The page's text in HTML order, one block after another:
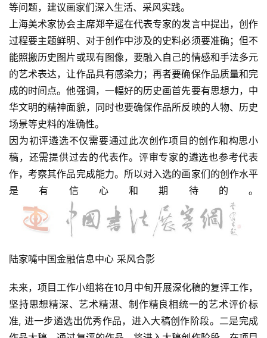
容
易
寫
錯
用
錯
的
繁
體
字
一
百
例
等问题，建议画家们深入生活、采风实践。
上海美术家协会主席郑辛遥在代表专家的发言中提出，创作
过程要主题鲜明、对于创作中涉及的史料必须要准确；但不
能照搬历史图片或现有图像，要融入自己的情感和手法多元
的艺术表达，让作品具有感染力；再者要确保作品质量和完
成的时间点。他强调，一幅好的历史画首先要有思想力，中
华文明的精神面貌，同时也要确保作品所反映的人物、历史
场景等史料的准确性。
因为初评遴选不仅需要通过此次创作项目的创作和构思小
稿，还需提供过去的代表作。评审专家的遴选也参考代表
作，考察其作品完成能力。所以对入选的画家们的创作水平
是有信心和期待的。
陆家嘴中国金融信息中心 采风合影
未来，项目工作小组将在10月中旬开展深化稿的复评工作，
坚持思想精深、艺术精湛、制作精良相统一的艺术评价标
准, 进一步遴选出优秀作品，进入大稿创作阶段。二是完成